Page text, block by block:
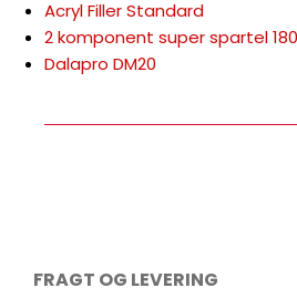
Dalapro DM20